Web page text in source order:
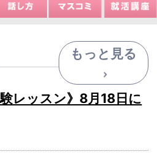
もっと見る
レッスン》8月18日に